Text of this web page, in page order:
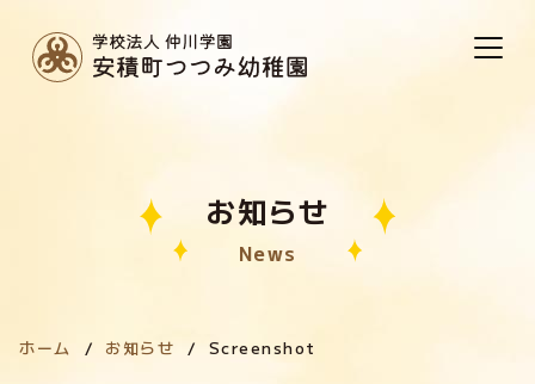
お知らせ
News
ホーム お知らせ Screenshot